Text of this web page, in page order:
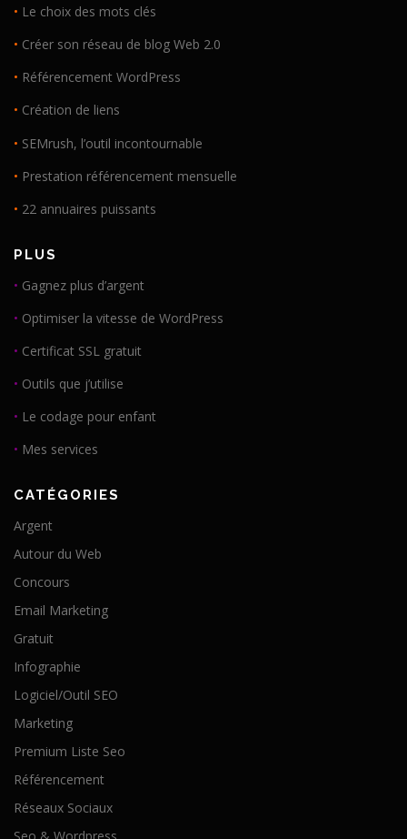
• Le choix des mots clés
• Créer son réseau de blog Web 2.0
• Référencement WordPress
• Création de liens
• SEMrush, l’outil incontournable
• Prestation référencement mensuelle
• 22 annuaires puissants
PLUS
• Gagnez plus d’argent
• Optimiser la vitesse de WordPress
• Certificat SSL gratuit
• Outils que j’utilise
• Le codage pour enfant
• Mes services
CATÉGORIES
Argent
Autour du Web
Concours
Email Marketing
Gratuit
Infographie
Logiciel/Outil SEO
Marketing
Premium Liste Seo
Référencement
Réseaux Sociaux